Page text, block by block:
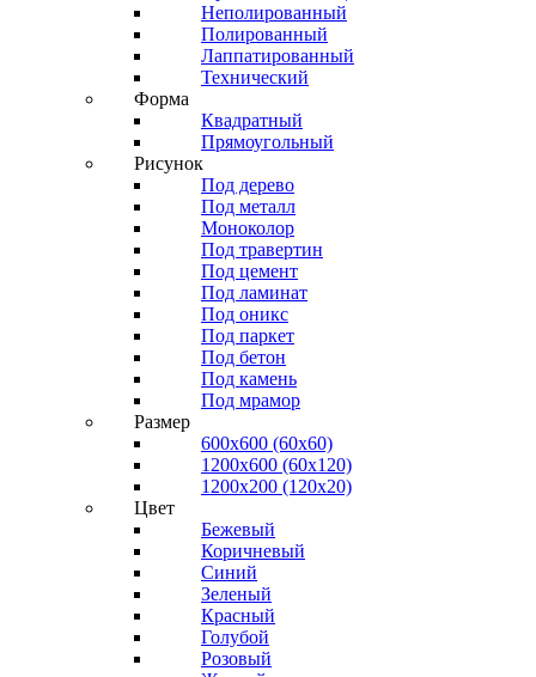
Неполированный
Полированный
Лаппатированный
Технический
Форма
Квадратный
Прямоугольный
Рисунок
Под дерево
Под металл
Моноколор
Под травертин
Под цемент
Под ламинат
Под оникс
Под паркет
Под бетон
Под камень
Под мрамор
Размер
600х600 (60х60)
1200х600 (60х120)
1200х200 (120x20)
Цвет
Бежевый
Коричневый
Синий
Зеленый
Красный
Голубой
Розовый